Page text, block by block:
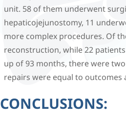
unit. 58 of them underwent
hepaticojejunostomy, 11
more complex procedures. Of
reconstruction, while 22
up of 93 months, there were
repairs were equal to
CONCLUSIONS: